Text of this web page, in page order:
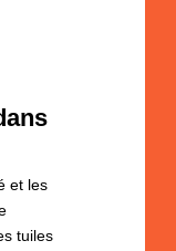
et les
tuiles